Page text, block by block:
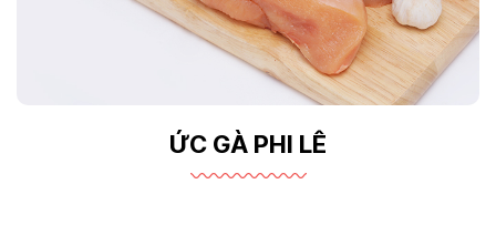
ỨC GÀ PHI LÊ